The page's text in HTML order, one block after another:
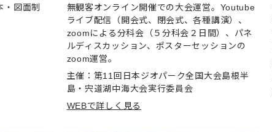
図面制
無観客オンライン開催での大会運営。Youtube
ライブ配信（開会式、閉会式、各種講演）、
zoomによる分科会（５分科会２日間）、パネ
ルディスカッション、ポスターセッションの
zoom運営。
主催：第11回日本ジオパーク全国大会島根半
島・宍道湖中海大会実行委員会
WEBで詳しく見る